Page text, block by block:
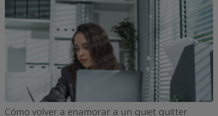
Cómo volver a enamorar a un quiet quitter